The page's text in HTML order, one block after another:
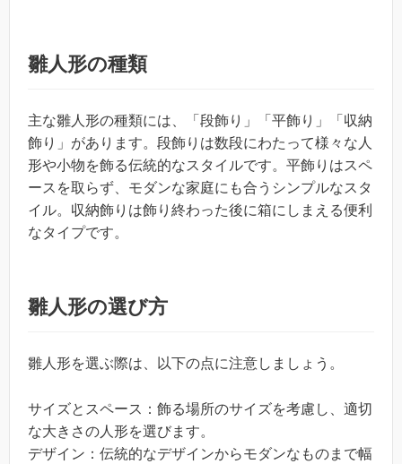
雛人形の種類
主な雛人形の種類には、「段飾り」「平飾り」「収納
飾り」があります。段飾りは数段にわたって様々な人
形や小物を飾る伝統的なスタイルです。平飾りはスペ
ースを取らず、モダンな家庭にも合うシンプルなスタ
イル。収納飾りは飾り終わった後に箱にしまえる便利
なタイプです。
雛人形の選び方
雛人形を選ぶ際は、以下の点に注意しましょう。
サイズとスペース：飾る場所のサイズを考慮し、適切
な大きさの人形を選びます。
デザイン：伝統的なデザインからモダンなものまで幅